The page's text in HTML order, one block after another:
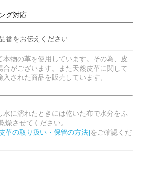
グ対応
番をお伝えください
物の革を使用しています。その為、皮
がございます。また天然皮革に関して
された商品を販売しています。
に濡れたときには乾いた布で水分をふ
燥させてください。
革の取り扱い・保管の方法]をご確認くだ